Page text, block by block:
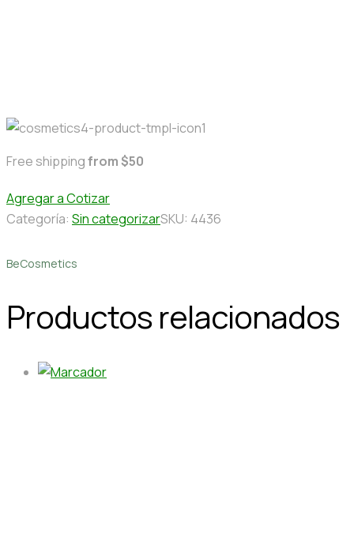
Free shippingfrom $50
Agregar a Cotizar
Categoría: Sin categorizarSKU: 4436
BeCosmetics
Productos relacionados